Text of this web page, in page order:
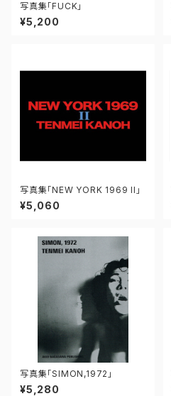
写真集「FUCK」
¥5,200
写真集「NEW YORK 1969 II」
¥5,060
写真集「SIMON,1972」
¥5,280